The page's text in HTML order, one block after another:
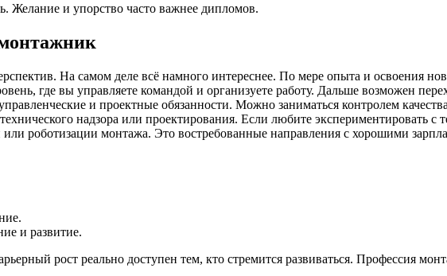
Желание и упорство часто важнее дипломов.
На самом деле всё намного интереснее. По мере опыта и освоения
где вы управляете командой и организуете работу. Дальше возможен
и проектные обязанности. Можно заниматься контролем
надзора или проектирования. Если любите экспериментировать с
роботизации монтажа. Это востребованные направления с хорошими
и развитие.
рост реально доступен тем, кто стремится развиваться. Профессия